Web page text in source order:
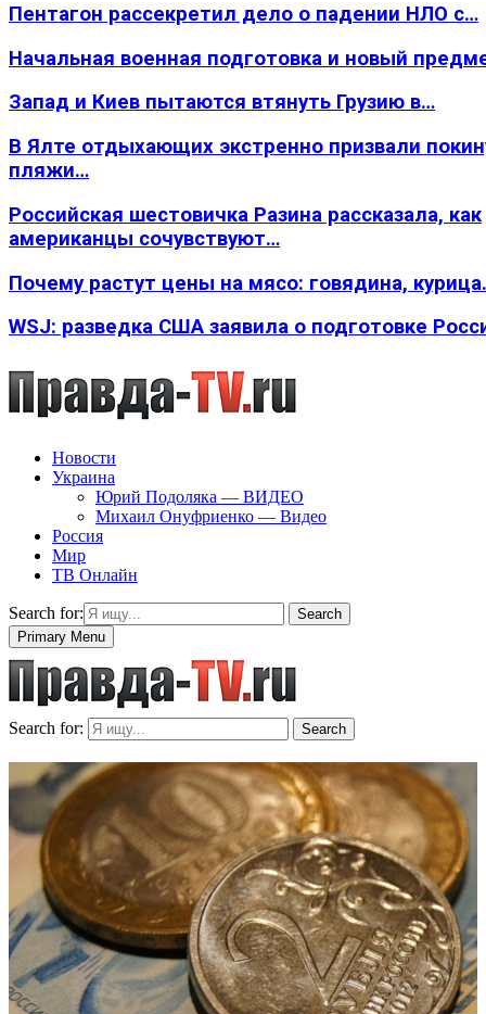
Пентагон рассекретил дело о падении НЛО с…
Начальная военная подготовка и новый
Запад и Киев пытаются втянуть Грузию в…
В Ялте отдыхающих экстренно призвали
пляжи…
Российская шестовичка Разина рассказала, как
американцы сочувствуют…
Почему растут цены на мясо: говядина,
WSJ: разведка США заявила о подготовке
Новости
Украина
Юрий Подоляка — ВИДЕО
Михаил Онуфриенко — Видео
Россия
Мир
ТВ Онлайн
Search for:
Search
Primary Menu
Search for: Search